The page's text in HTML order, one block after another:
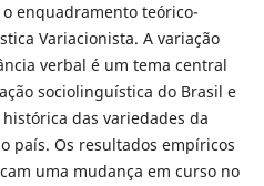
enquadramento teórico-
Variacionista. A variação
verbal é um tema central
sociolinguística do Brasil e
das variedades da
país. Os resultados empíricos
uma mudança em curso no